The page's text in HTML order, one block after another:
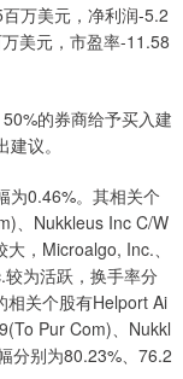
万美元，净利润-5.2
美元，市盈率-11.58
的券商给予买入建
议。
为0.46%。其相关个
、Nukkleus Inc C/W
，Microalgo, Inc.、
为活跃，换手率分
相关个股有Helport Ai
Pur Com)、Nukkl
分别为80.23%、76.2